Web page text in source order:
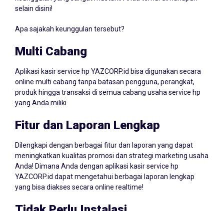
Multi Cabang
online multi cabang tanpa batasan pengguna, perangkat,
produk hingga transaksi di semua cabang usaha service hp
yang Anda miliki
Fitur dan Laporan Lengkap
meningkatkan kualitas promosi dan strategi marketing usaha
Anda! Dimana Anda dengan aplikasi kasir service hp
YAZCORP.id dapat mengetahui berbagai laporan lengkap
yang bisa diakses secara online realtime!
Tidak Perlu Instalasi